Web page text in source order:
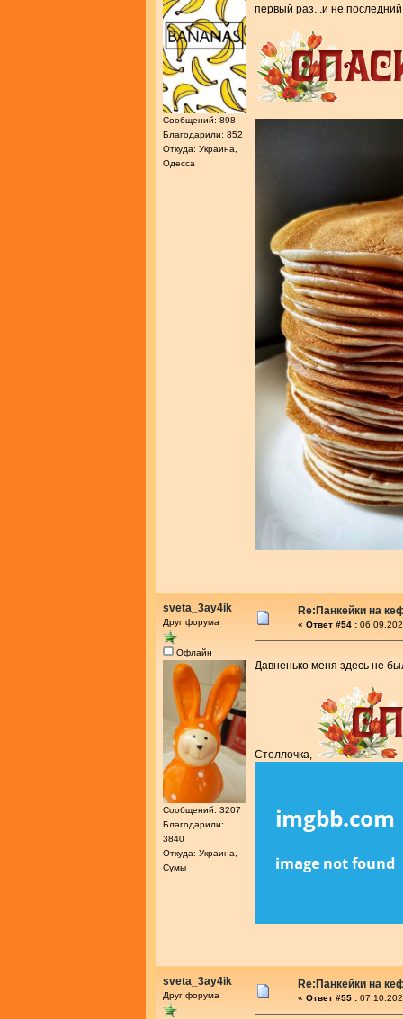
Сообщений: 898
Благодарили: 852
Откуда: Украина,
Одесса
первый раз...и не
sveta_3ay4ik
Друг форума
Офлайн
Сообщений: 3207
Благодарили:
3840
Откуда: Украина,
Сумы
Re:Панкейки на
« Ответ #54 :
Давненько меня здесь не
Стеллочка,
sveta_3ay4ik
Друг форума
Re:Панкейки на
« Ответ #55 :